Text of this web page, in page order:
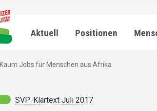
Aktuell Positionen
Kaum Jobs für Menschen aus Afrika
SVP-Klartext Juli 2017